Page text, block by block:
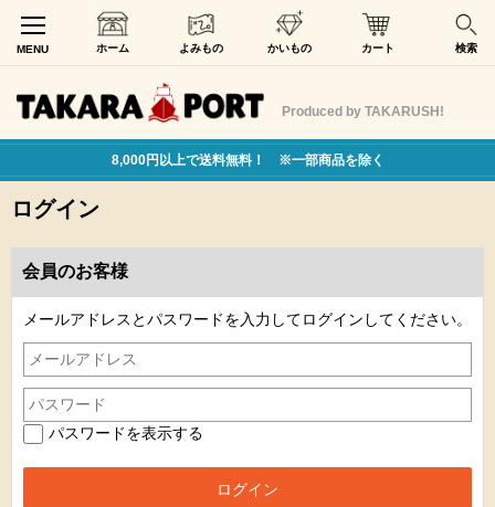
MENU ホーム よみもの かいもの カート 検索
Produced by TAKARUSH!
8,000円以上で送料無料！ ※一部商品を除く
ログイン
会員のお客様
メールアドレスとパスワードを入力してログインしてください。
パスワードを表示する